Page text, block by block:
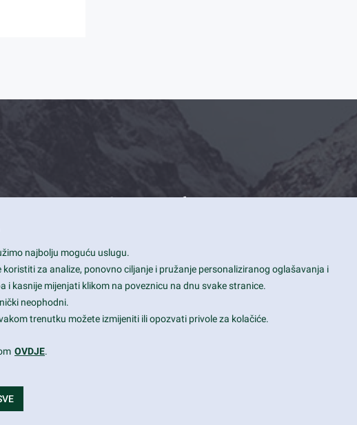
Contact Info
View, CA 94043
+1 650-253-0000
Daily: 9:00 am - 6:00 pm
najbolju moguću uslugu.
za analize, ponovno ciljanje i pružanje personaliziranog oglašavanja i
kasnije mijenjati klikom na poveznicu na dnu svake stranice.
neophodni.
trenutku možete izmijeniti ili opozvati privole za kolačiće.
OVDJE.